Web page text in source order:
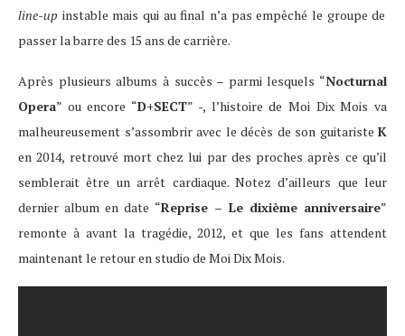
line-up instable mais qui au final n’a pas empêché le groupe de
passer la barre des 15 ans de carrière.
Après plusieurs albums à succès – parmi lesquels “Nocturnal
Opera” ou encore “D+SECT” -, l’histoire de Moi Dix Mois va
malheureusement s’assombrir avec le décès de son guitariste K
en 2014, retrouvé mort chez lui par des proches après ce qu’il
semblerait être un arrêt cardiaque. Notez d’ailleurs que leur
dernier album en date “Reprise – Le dixième anniversaire”
remonte à avant la tragédie, 2012, et que les fans attendent
maintenant le retour en studio de Moi Dix Mois.